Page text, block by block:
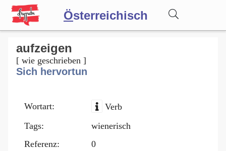
Österreichisch
Wörterbuch
Forum
Blog
aufzeigen
[ wie geschrieben ]
Sich hervortun
Wortart:
Verb
Tags:
wienerisch
Referenz:
0